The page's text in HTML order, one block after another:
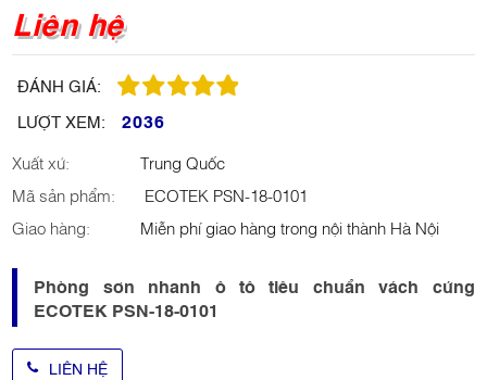
Liên hệ
ĐÁNH GIÁ:
LƯỢT XEM:
2036
Xuất xứ:
Trung Quốc
Mã sản phẩm:
ECOTEK PSN-18-0101
Giao hàng:
Miễn phí giao hàng trong nội thành Hà Nội
Phòng sơn nhanh ô tô tiêu chuẩn vách cứng
ECOTEK PSN-18-0101
LIÊN HỆ